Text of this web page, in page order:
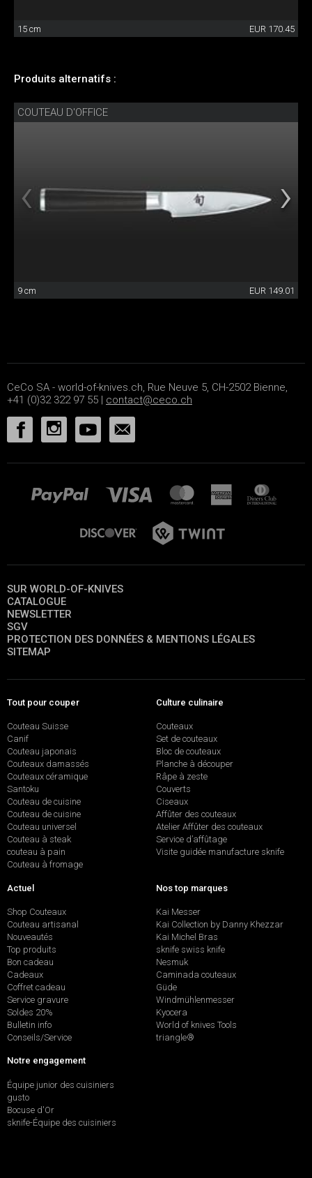
15 cm EUR 170.45
Produits alternatifs :
COUTEAU D'OFFICE
9 cm EUR 149.01
CeCo SA - world-of-knives.ch, Rue Neuve 5, CH-2502 Bienne,
+41 (0)32 322 97 55 | contact@ceco.ch
SUR WORLD-OF-KNIVES
CATALOGUE
NEWSLETTER
SGV
PROTECTION DES DONNÉES & MENTIONS LÉGALES
SITEMAP
Tout pour couper
Couteau Suisse
Canif
Couteau japonais
Couteaux damassés
Couteaux céramique
Santoku
Couteau de cuisine
Couteau de cuisine
Couteau universel
Couteau à steak
couteau à pain
Couteau à fromage
Culture culinaire
Couteaux
Set de couteaux
Bloc de couteaux
Planche à découper
Râpe à zeste
Couverts
Ciseaux
Affûter des couteaux
Atelier Affûter des couteaux
Service d’affûtage
Visite guidée manufacture sknife
Actuel
Shop Couteaux
Couteau artisanal
Nouveautés
Top produits
Bon cadeau
Cadeaux
Coffret cadeau
Service gravure
Soldes 20%
Bulletin info
Conseils/Service
Nos top marques
Kai Messer
Kai Collection by Danny Khezzar
Kai Michel Bras
sknife swiss knife
Nesmuk
Caminada couteaux
Güde
Windmühlenmesser
Kyocera
World of knives Tools
triangle®
Notre engagement
Équipe junior des cuisiniers
gusto
Bocuse d'Or
sknife-Équipe des cuisiniers